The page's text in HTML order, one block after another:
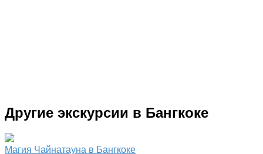
Другие экскурсии в Бангкоке
Магия Чайнатауна в Бангкоке